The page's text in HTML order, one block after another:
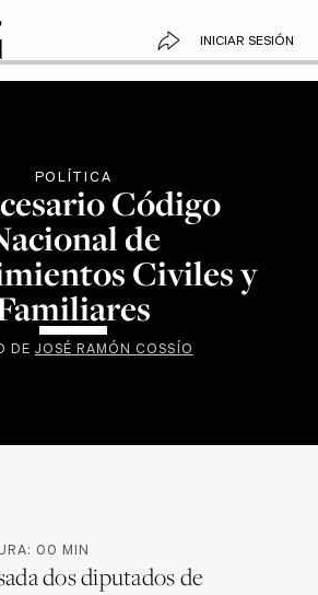
INICIAR SESIÓN
POLÍTICA
Código
de
Civiles y
DE JOSÉ RAMÓN COSSÍO
00 MIN
dos diputados de